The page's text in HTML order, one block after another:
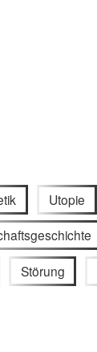
Utopie
Störung